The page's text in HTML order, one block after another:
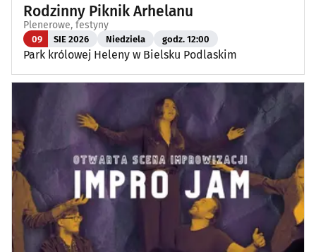
Rodzinny Piknik Arhelanu
Plenerowe, festyny
09 SIE 2026 Niedziela godz. 12:00
Park królowej Heleny w Bielsku Podlaskim